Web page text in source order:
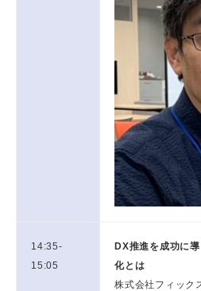
14:35-
15:05
DX推進を成功に
化とは
株式会社フィッ